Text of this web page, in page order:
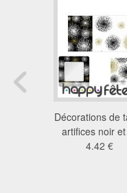
Décorations de
artifices noir
4.42 €